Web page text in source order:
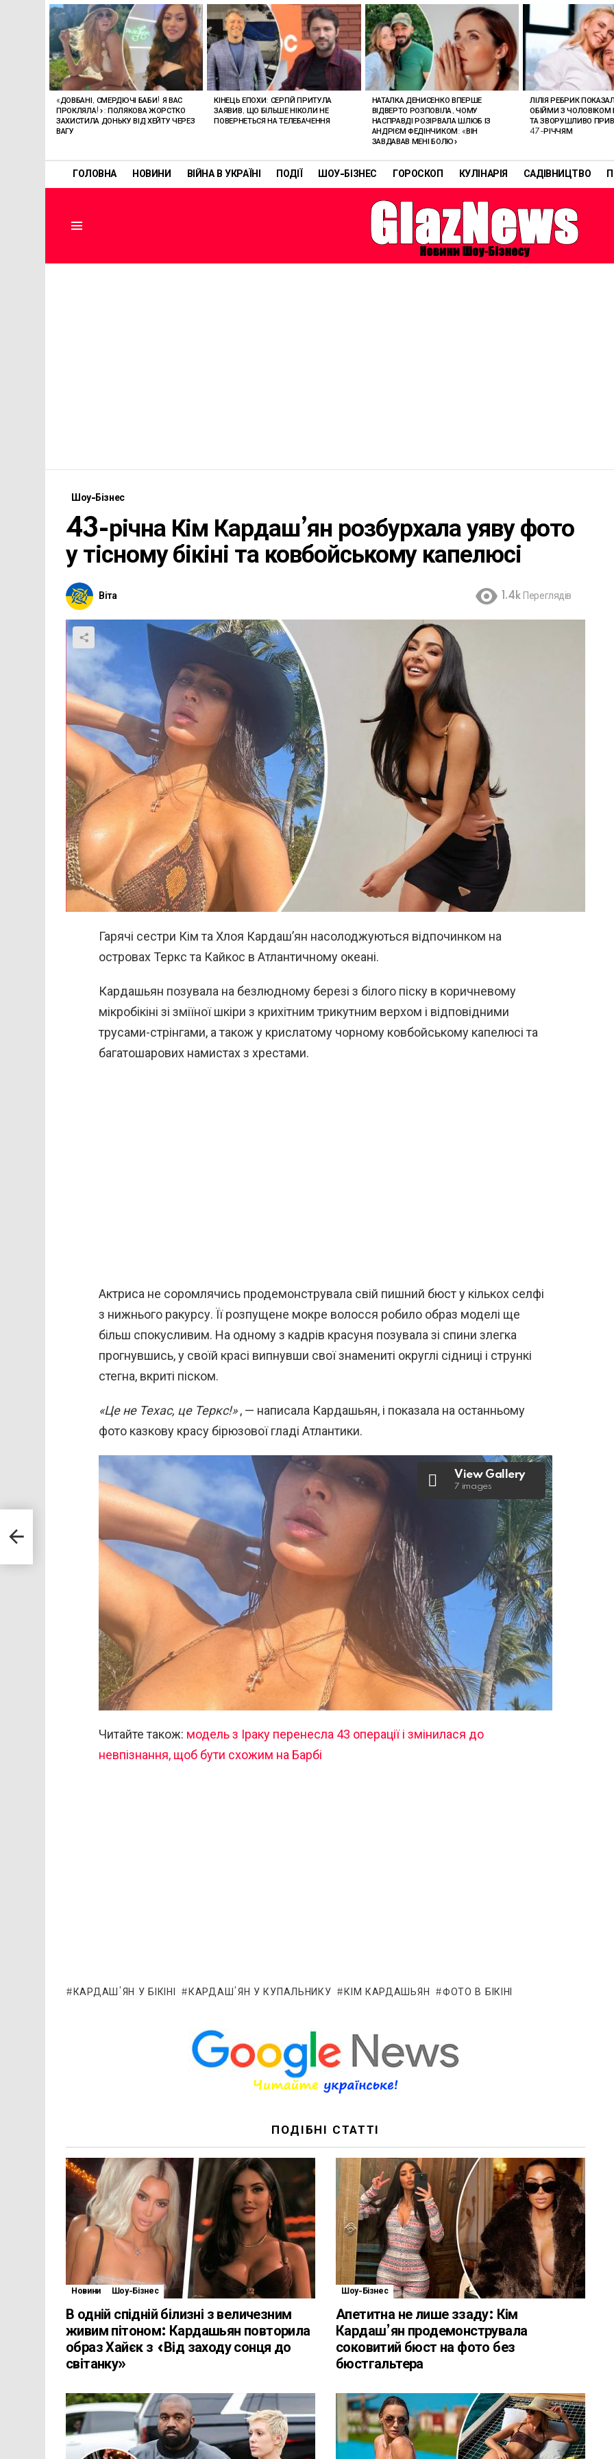
ГОЛОВНА НОВИНИ ВІЙНА В УКРАЇНІ ПОДІЇ ШОУ-БІЗНЕС ГОРОСКОП КУЛІНАРІЯ САДІВНИЦТВО
ОСТАННІ
СТАТТІ
«ДОВБАНІ, СМЕРДЮЧІ БАБИ! Я ВАС
ПРОКЛЯЛА!»: ПОЛЯКОВА ЖОРСТКО
ЗАХИСТИЛА ДОНЬКУ ВІД ХЕЙТУ ЧЕРЕЗ
ВАГУ
КІНЕЦЬ ЕПОХИ: СЕРГІЙ ПРИТУЛА
ЗАЯВИВ, ЩО БІЛЬШЕ НІКОЛИ НЕ
ПОВЕРНЕТЬСЯ НА ТЕЛЕБАЧЕННЯ
НАТАЛКА ДЕНИСЕНКО ВПЕРШЕ
ВІДВЕРТО РОЗПОВІЛА, ЧОМУ
НАСПРАВДІ РОЗІРВАЛА ШЛЮБ ІЗ
АНДРІЄМ ФЕДІНЧИКОМ: «ВІН
ЗАВДАВАВ МЕНІ БОЛЮ»
ЛІЛІЯ РЕБРИК
ОБІЙМИ З ЧОЛОВІКОМ
ТА ЗВОРУШЛИВО
47-РІЧЧЯМ
Шоу-Бізнес
43-річна Кім Кардаш’ян розбурхала уяву фото
у тісному бікіні та ковбойському капелюсі
Віта 1.4k Переглядів
Гарячі сестри Кім та Хлоя Кардаш’ян насолоджуються відпочинком на
островах Теркс та Кайкос в Атлантичному океані.
Кардашьян позувала на безлюдному березі з білого піску в коричневому
мікробікіні зі зміїної шкіри з крихітним трикутним верхом і відповідними
трусами-стрінгами, а також у крислатому чорному ковбойському капелюсі та
багатошарових намистах з хрестами.
Актриса не соромлячись продемонструвала свій пишний бюст у кількох селфі
з нижнього ракурсу. Її розпущене мокре волосся робило образ моделі ще
більш спокусливим. На одному з кадрів красуня позувала зі спини злегка
прогнувшись, у своїй красі випнувши свої знамениті округлі сідниці і стрункі
стегна, вкриті піском.
«Це не Техас, це Теркс!», — написала Кардашьян, і показала на останньому
фото казкову красу бірюзової гладі Атлантики.
View Gallery
7 images
Читайте також: модель з Іраку перенесла 43 операції і змінилася до
невпізнання, щоб бути схожим на Барбі
КАРДАШ'ЯН У БІКІНІ КАРДАШ'ЯН У КУПАЛЬНИКУ КІМ КАРДАШЬЯН ФОТО В БІКІНІ
ПОДІБНІ СТАТТІ
Новини Шоу-Бізнес
В одній спідній білизні з величезним
живим пітоном: Кардашьян повторила
образ Хайєк з «Від заходу сонця до
світанку»
Шоу-Бізнес
Апетитна не лише ззаду: Кім
Кардаш’ян продемонструвала
соковитий бюст на фото без
бюстгальтера